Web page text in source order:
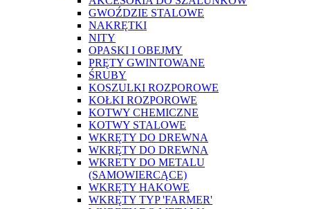
GWOŹDZIE STALOWE
NAKRĘTKI
NITY
OPASKI I OBEJMY
PRĘTY GWINTOWANE
ŚRUBY
KOSZULKI ROZPOROWE
KOŁKI ROZPOROWE
KOTWY CHEMICZNE
KOTWY STALOWE
WKRĘTY DO DREWNA
WKRĘTY DO DREWNA
WKRETY DO METALU
(SAMOWIERCĄCE)
WKRĘTY HAKOWE
WKRĘTY TYP 'FARMER'